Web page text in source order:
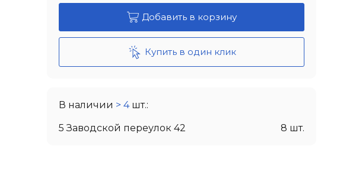
Добавить в корзину
Купить в один клик
В наличии > 4шт.:
5 Заводской переулок 42 8 шт.